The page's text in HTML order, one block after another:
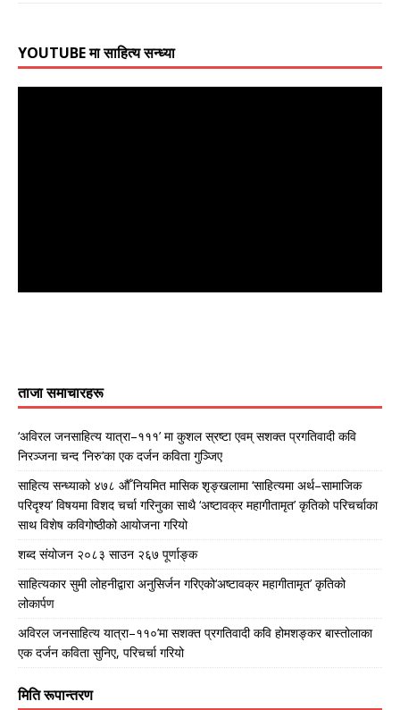
YOUTUBE मा साहित्य सन्ध्या
ताजा समाचारहरू
‘अविरल जनसाहित्य यात्रा–१११’ मा कुशल स्रष्टा एवम् सशक्त प्रगतिवादी कवि
निरञ्जना चन्द ‘निरु’का एक दर्जन कविता गुञ्जिए
साहित्य सन्ध्याको ४७८ औँ नियमित मासिक शृङ्खलामा ‘साहित्यमा अर्थ–सामाजिक
परिदृश्य’ विषयमा विशद चर्चा गरिनुका साथै ‘अष्टावक्र महागीतामृत’ कृतिको परिचर्चाका
साथ विशेष कविगोष्ठीको आयोजना गरियो
शब्द संयोजन २०८३ साउन २६७ पूर्णाङ्क
साहित्यकार सुमी लोहनीद्वारा अनुसिर्जन गरिएको‘अष्टावक्र महागीतामृत’ कृतिको
लोकार्पण
अविरल जनसाहित्य यात्रा–११०’मा सशक्त प्रगतिवादी कवि होमशङ्कर बास्तोलाका
एक दर्जन कविता सुनिए, परिचर्चा गरियो
मिति रूपान्तरण